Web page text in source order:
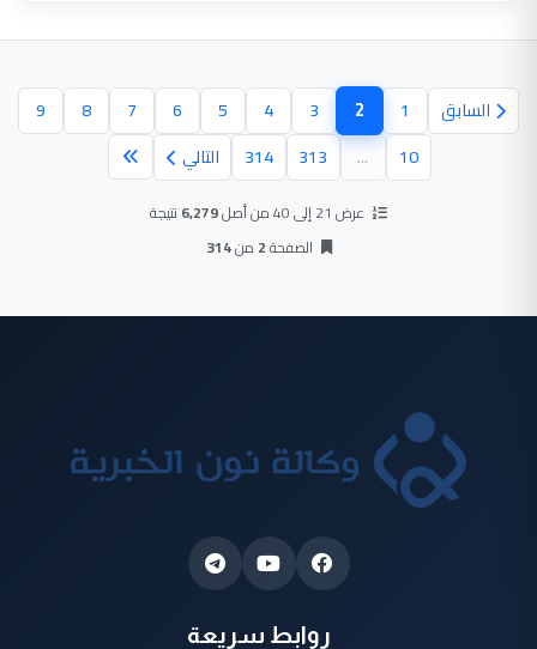
السابق 1
2(الصفحة الحالية)
3
4
5
6
7
8
9
10
...
313
314 التالي
عرض 21 إلى 40 من أصل 6,279 نتيجة
الصفحة2 من314
روابط سريعة